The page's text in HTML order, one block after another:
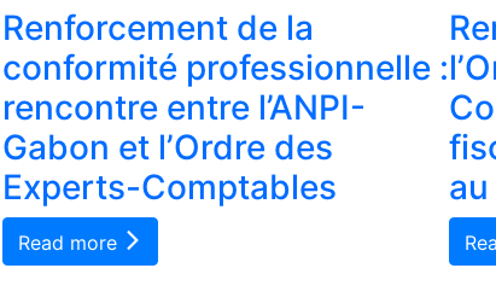
Renforcement de la
conformité professionnelle :
rencontre entre l’ANPI-
Gabon et l’Ordre des
Experts-Comptables
Read more